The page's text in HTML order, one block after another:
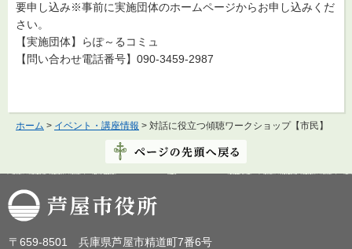
要申し込み※事前に実施団体のホームページからお申し込みくだ
さい。
【実施団体】らぽ～るコミュ
【問い合わせ電話番号】090-3459-2987
ホーム > イベント・講座情報 > 対話に役立つ傾聴ワークショップ【市民】
芦屋市役所
〒659-8501 兵庫県芦屋市精道町7番6号